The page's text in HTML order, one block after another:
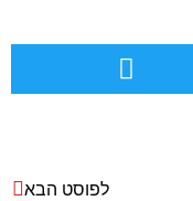
לפוסט הבא